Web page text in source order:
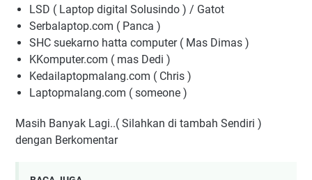
LSD ( Laptop digital Solusindo ) / Gatot
Serbalaptop.com ( Panca )
SHC suekarno hatta computer ( Mas Dimas )
KKomputer.com ( mas Dedi )
Kedailaptopmalang.com ( Chris )
Laptopmalang.com ( someone )
Masih Banyak Lagi..( Silahkan di tambah Sendiri )
dengan Berkomentar